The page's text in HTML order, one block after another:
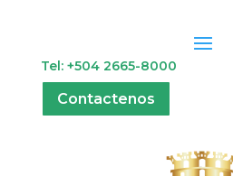
Tel: +504 2665-8000
Contactenos